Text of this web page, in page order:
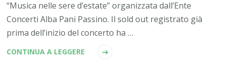
“Musica nelle sere d’estate” organizzata dall’Ente
Concerti Alba Pani Passino. Il sold out registrato già
prima dell’inizio del concerto ha …
CONTINUA A LEGGERE